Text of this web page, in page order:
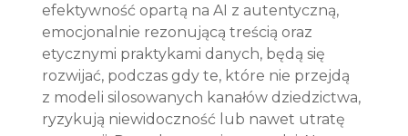
efektywność opartą na AI z autentyczną,
emocjonalnie rezonującą treścią oraz
etycznymi praktykami danych, będą się
rozwijać, podczas gdy te, które nie przejdą
z modeli silosowanych kanałów dziedzictwa,
ryzykują niewidoczność lub nawet utratę